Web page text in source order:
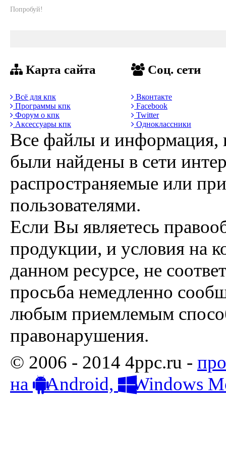
Попробуй!
Карта сайта
Всё для кпк
Программы кпк
Форум о кпк
Аксессуары кпк
Соц. сети
Вконтакте
Facebook
Twitter
Одноклассники
Все файлы и информация,
были найдены в сети
распространяемые или
пользователями.
Если Вы являетесь
продукции, и условия на
данном ресурсе, не
просьба немедленно
любым приемлемым
правонарушения.
© 2006 - 2014 4ppc.ru -
на
Android, Windows